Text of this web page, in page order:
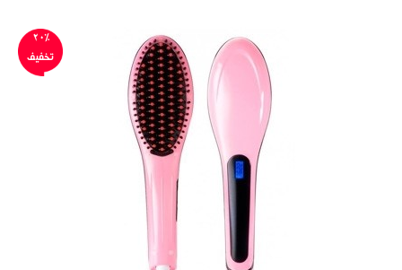
20%
تخفیف